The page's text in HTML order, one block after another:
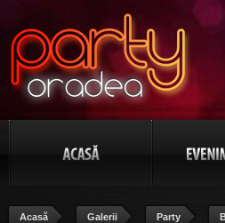
Acasă Galerii Party